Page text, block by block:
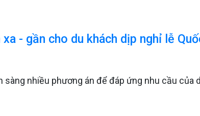
- gần cho du khách dịp nghỉ lễ
sàng nhiều phương án để đáp ứng nhu cầu của